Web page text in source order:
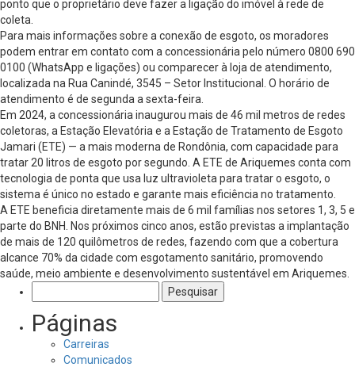
ponto que o proprietário deve fazer a ligação do imóvel à rede de
coleta.
Para mais informações sobre a conexão de esgoto, os moradores
podem entrar em contato com a concessionária pelo número 0800 690
0100 (WhatsApp e ligações) ou comparecer à loja de atendimento,
localizada na Rua Canindé, 3545 – Setor Institucional. O horário de
atendimento é de segunda a sexta-feira.
Em 2024, a concessionária inaugurou mais de 46 mil metros de redes
coletoras, a Estação Elevatória e a Estação de Tratamento de Esgoto
Jamari (ETE) — a mais moderna de Rondônia, com capacidade para
tratar 20 litros de esgoto por segundo. A ETE de Ariquemes conta com
tecnologia de ponta que usa luz ultravioleta para tratar o esgoto, o
sistema é único no estado e garante mais eficiência no tratamento.
A ETE beneficia diretamente mais de 6 mil famílias nos setores 1, 3, 5 e
parte do BNH. Nos próximos cinco anos, estão previstas a implantação
de mais de 120 quilômetros de redes, fazendo com que a cobertura
alcance 70% da cidade com esgotamento sanitário, promovendo
saúde, meio ambiente e desenvolvimento sustentável em Ariquemes.
por:
Páginas
Carreiras
Comunicados